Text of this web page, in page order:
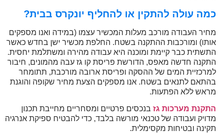
כמה עולה להתקין או להחליף יונקרס בבית?
מחיר העבודה מורכב מעלות המכשיר עצמו (במידה ואנו מספקים
אותו) ומורכבות ההתקנה בשטח. החלפת מכשיר ישן בחדש כאשר
התשתית כבר קיימת ומוכנה היא עבודה מהירה ומשתלמת יחסית.
התקנה חדשה מאפס, הדורשת פריסת קו גז עבה מהמונים, חיבור
למרכזיית המים של ההסקה ופריסת ארובה מורכבת, תתומחר
בהתאם לתנאים בשטח. אנו מספקים הצעת מחיר שקופה והוגנת
מראש ללא הפתעות.
התקנת מערכות גז בנכסים פרטיים ומסחריים מחייבת תכנון
מדויק ועבודה של טכנאי מורשה בלבד, כדי להבטיח ספיקת אנרגיה
תקינה ובטיחות מקסימלית.